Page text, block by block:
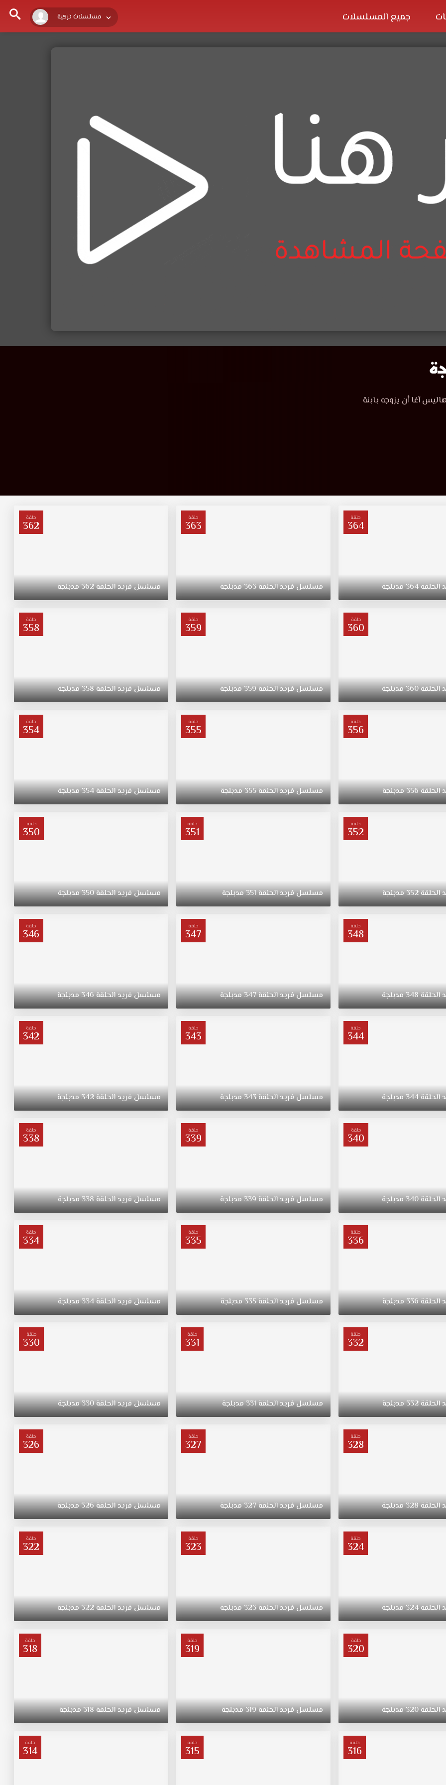
مسلسلات تركية جميع المسلسلات
آغا أن يزوجه بابنة
حلقة
364
الحلقة364مدبلجة
حلقة
363
مسلسلفريدالحلقة363مدبلجة
حلقة
362
مسلسلفريدالحلقة362مدبلجة
حلقة
360
الحلقة360مدبلجة
حلقة
359
مسلسلفريدالحلقة359مدبلجة
حلقة
358
مسلسلفريدالحلقة358مدبلجة
حلقة
356
الحلقة356مدبلجة
حلقة
355
مسلسلفريدالحلقة355مدبلجة
حلقة
354
مسلسلفريدالحلقة354مدبلجة
حلقة
352
الحلقة352مدبلجة
حلقة
351
مسلسلفريدالحلقة351مدبلجة
حلقة
350
مسلسلفريدالحلقة350مدبلجة
حلقة
348
الحلقة348مدبلجة
حلقة
347
مسلسلفريدالحلقة347مدبلجة
حلقة
346
مسلسلفريدالحلقة346مدبلجة
حلقة
344
الحلقة344مدبلجة
حلقة
343
مسلسلفريدالحلقة343مدبلجة
حلقة
342
مسلسلفريدالحلقة342مدبلجة
حلقة
340
الحلقة340مدبلجة
حلقة
339
مسلسلفريدالحلقة339مدبلجة
حلقة
338
مسلسلفريدالحلقة338مدبلجة
حلقة
336
الحلقة336مدبلجة
حلقة
335
مسلسلفريدالحلقة335مدبلجة
حلقة
334
مسلسلفريدالحلقة334مدبلجة
حلقة
332
الحلقة332مدبلجة
حلقة
331
مسلسلفريدالحلقة331مدبلجة
حلقة
330
مسلسلفريدالحلقة330مدبلجة
حلقة
328
الحلقة328مدبلجة
حلقة
327
مسلسلفريدالحلقة327مدبلجة
حلقة
326
مسلسلفريدالحلقة326مدبلجة
حلقة
324
الحلقة324مدبلجة
حلقة
323
مسلسلفريدالحلقة323مدبلجة
حلقة
322
مسلسلفريدالحلقة322مدبلجة
حلقة
320
الحلقة320مدبلجة
حلقة
319
مسلسلفريدالحلقة319مدبلجة
حلقة
318
مسلسلفريدالحلقة318مدبلجة
حلقة
316
حلقة
315
حلقة
314